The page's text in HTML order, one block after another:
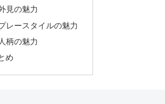
見の魅力
レースタイルの魅力
柄の魅力
め